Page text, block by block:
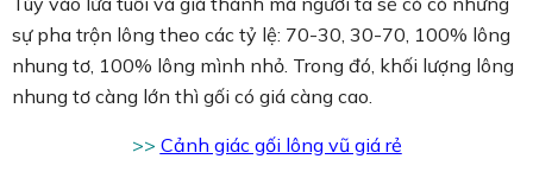
sự pha trộn lông theo các tỷ lệ: 70-30, 30-70, 100% lông
nhung tơ, 100% lông mình nhỏ. Trong đó, khối lượng lông
nhung tơ càng lớn thì gối có giá càng cao.
>> Cảnh giác gối lông vũ giá rẻ